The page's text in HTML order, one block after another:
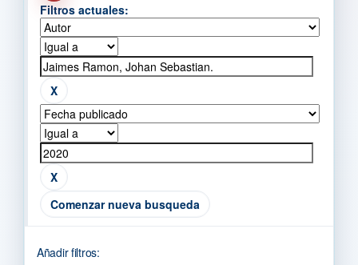
Filtros actuales:
Comenzar nueva busqueda
Añadir filtros: